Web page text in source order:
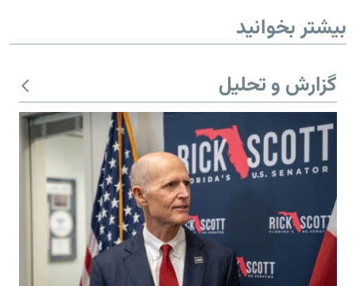
بیشتر بخوانید
گزارش و تحلیل